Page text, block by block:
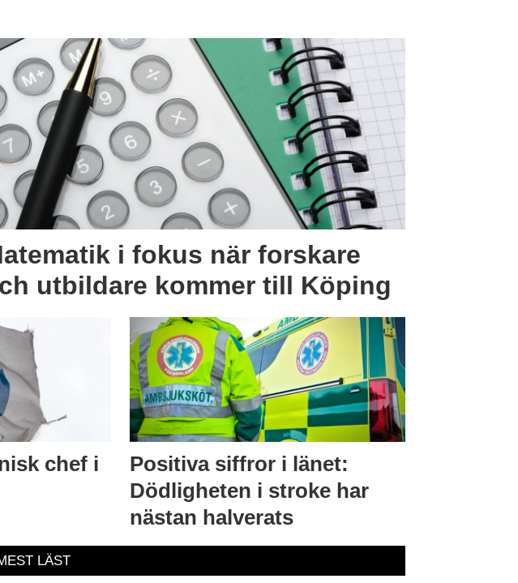
i fokus när forskare
utbildare kommer till Köping
chef i
Positiva siffror i länet:
Dödligheten i stroke har
nästan halverats
LÄST